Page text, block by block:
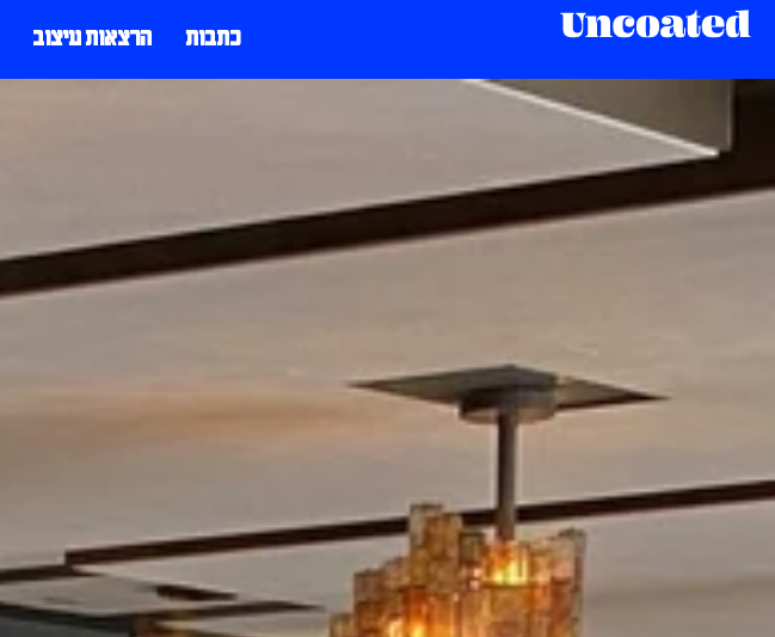
כתבות הרצאות עיצוב